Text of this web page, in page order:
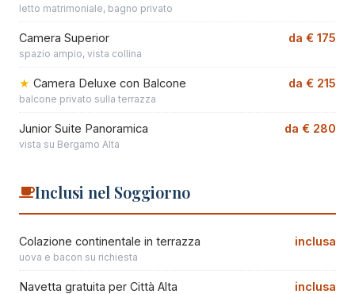
letto matrimoniale, bagno privato
Camera Superior
spazio ampio, vista collina
da € 175
Camera Deluxe con Balcone
balcone privato sulla terrazza
da € 215
Junior Suite Panoramica
vista su Bergamo Alta
da € 280
Inclusi nel Soggiorno
Colazione continentale in terrazza
uova e bacon su richiesta
inclusa
Navetta gratuita per Città Alta inclusa